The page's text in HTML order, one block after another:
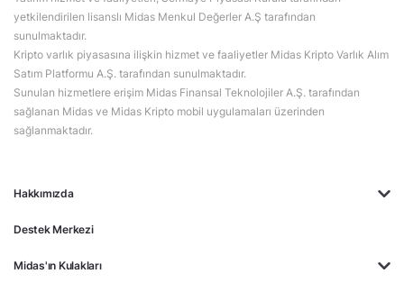
Hakkımızda
Destek Merkezi
Midas'ın Kulakları
yetkilendirilen lisanslı Midas Menkul Değerler A.Ş tarafından
sunulmaktadır.
Kripto varlık piyasasına ilişkin hizmet ve faaliyetler Midas Kripto Varlık Alım
Satım Platformu A.Ş. tarafından sunulmaktadır.
Sunulan hizmetlere erişim Midas Finansal Teknolojiler A.Ş. tarafından
sağlanan Midas ve Midas Kripto mobil uygulamaları üzerinden
sağlanmaktadır.